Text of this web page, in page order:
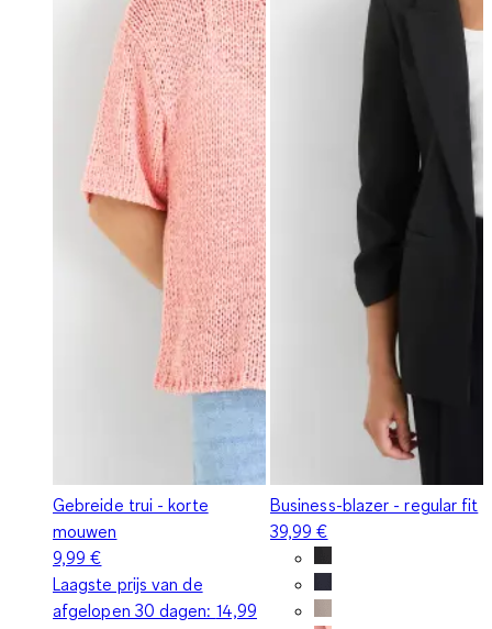
Gebreide trui - korte
mouwen
9,99 €
Laagste prijs van de
afgelopen 30 dagen: 14,99
Business-blazer - regular fit
39,99 €